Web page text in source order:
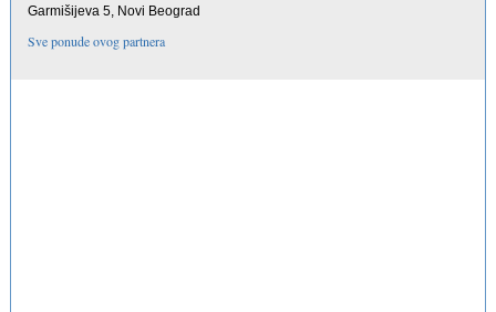
Garmišijeva 5, Novi Beograd
Sve ponude ovog partnera